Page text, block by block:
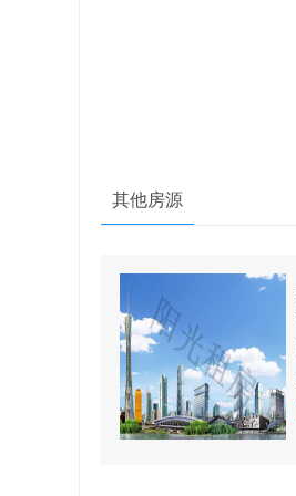
其他房源